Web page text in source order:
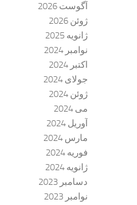
آگوست 2026
ژوئن 2026
ژانویه 2025
نوامبر 2024
اکتبر 2024
جولای 2024
ژوئن 2024
می 2024
آوریل 2024
مارس 2024
فوریه 2024
ژانویه 2024
دسامبر 2023
نوامبر 2023